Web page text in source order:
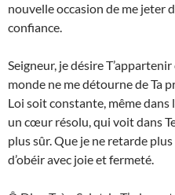
nouvelle occasion de me jeter
confiance.
Seigneur, je désire
monde ne me détourne de Ta
Loi soit constante, même
un cœur résolu, qui voit dans
plus sûr. Que je ne retarde
d’obéir avec joie et fermeté.